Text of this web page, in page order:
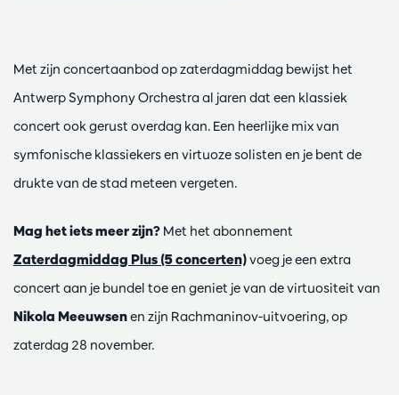
Met zijn concertaanbod op zaterdagmiddag bewijst het
Antwerp Symphony Orchestra al jaren dat een klassiek
concert ook gerust overdag kan. Een heerlijke mix van
symfonische klassiekers en virtuoze solisten en je bent de
drukte van de stad meteen vergeten.
Mag het iets meer zijn? Met het abonnement
Zaterdagmiddag Plus (5 concerten)voeg je een extra
concert aan je bundel toe en geniet je van de virtuositeit van
Nikola Meeuwsenen zijn Rachmaninov-uitvoering, op
zaterdag 28 november.